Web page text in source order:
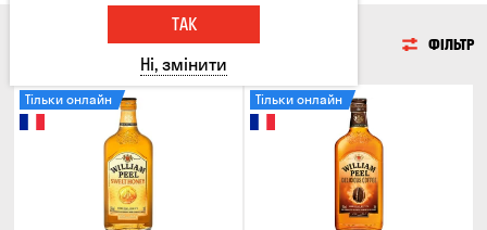
ЛІКЕРИ ТА НАСТОЯНКИ ФІЛЬТР
Тільки онлайн Тільки онлайн
ТАК
Ні, змінити